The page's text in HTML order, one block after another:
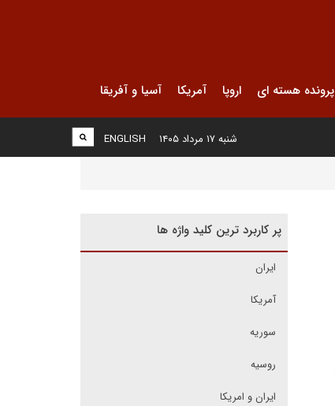
پرونده هسته ای اروپا آمریکا آسیا و آفریقا
ENGLISH شنبه ۱۷ مرداد ۱۴۰۵
پر کاربرد ترین کلید واژه ها
ایران
آمریکا
سوریه
روسیه
ایران و امریکا